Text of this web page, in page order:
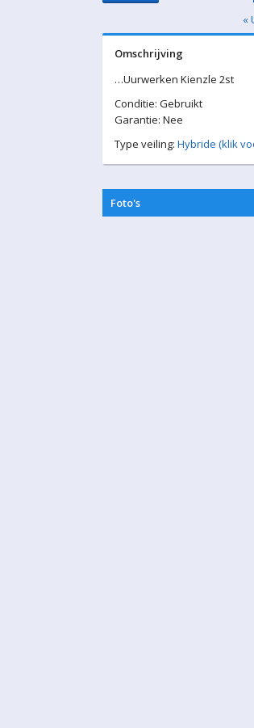
«
Omschrijving
…Uurwerken Kienzle 2st
Conditie: Gebruikt
Garantie: Nee
Type veiling: Hybride (klik
Foto's